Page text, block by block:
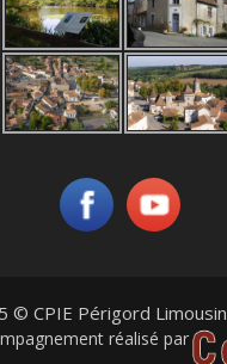
© CPIE Périgord Limousin
réalisé par